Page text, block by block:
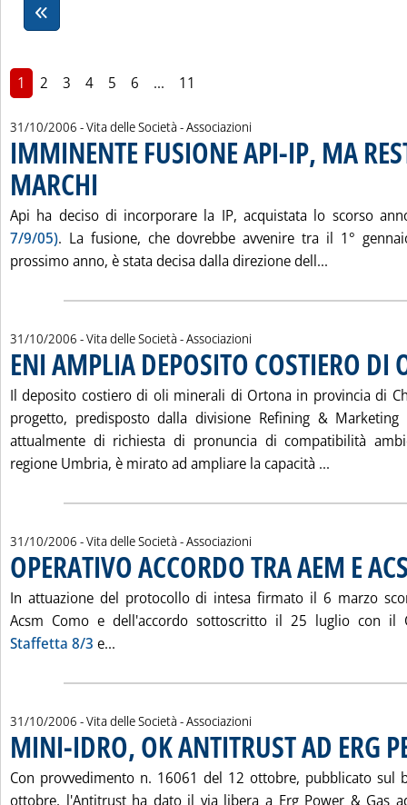
1 2 3 4 5 6 ... 11
31/10/2006 - Vita delle Società - Associazioni
IMMINENTE FUSIONE API-IP, MA
MARCHI
Api ha deciso di incorporare la IP, acquistata lo scorso
7/9/05). La fusione, che dovrebbe avvenire tra il 1°
prossimo anno, è stata decisa dalla direzione dell...
31/10/2006 - Vita delle Società - Associazioni
ENI AMPLIA DEPOSITO COSTIERO DI
Il deposito costiero di oli minerali di Ortona in provincia di
progetto, predisposto dalla divisione Refining &
attualmente di richiesta di pronuncia di compatibilità
regione Umbria, è mirato ad ampliare la capacità ...
31/10/2006 - Vita delle Società - Associazioni
OPERATIVO ACCORDO TRA AEM E
In attuazione del protocollo di intesa firmato il 6 marzo
Acsm Como e dell'accordo sottoscritto il 25 luglio con
Staffetta 8/3 e...
31/10/2006 - Vita delle Società - Associazioni
MINI-IDRO, OK ANTITRUST AD ERG
Con provvedimento n. 16061 del 12 ottobre, pubblicato sul
ottobre, l'Antitrust ha dato il via libera a Erg Power & Gas